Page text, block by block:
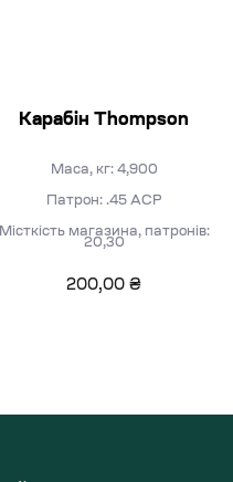
Карабін Thompson
Маса, кг: 4,900
Патрон: .45 ACP
Місткість магазина, патронів:
20,30
200,00 ₴